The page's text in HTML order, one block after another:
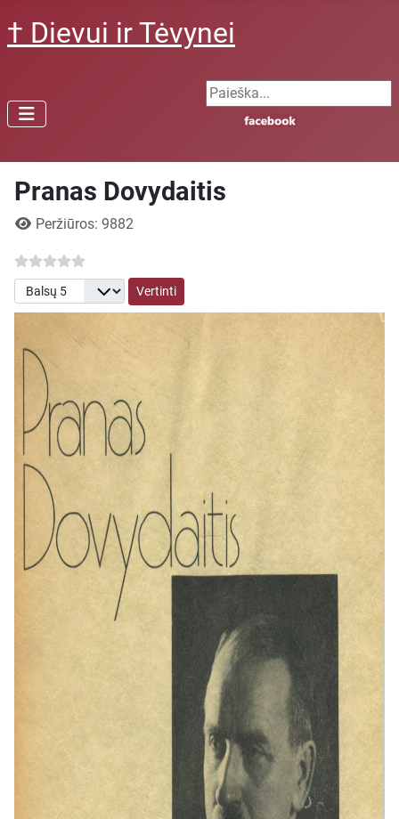
† Dievui ir Tėvynei
Search ...
Pranas Dovydaitis
Išsami informacija
Peržiūros: 9882
Prašome įvertinti